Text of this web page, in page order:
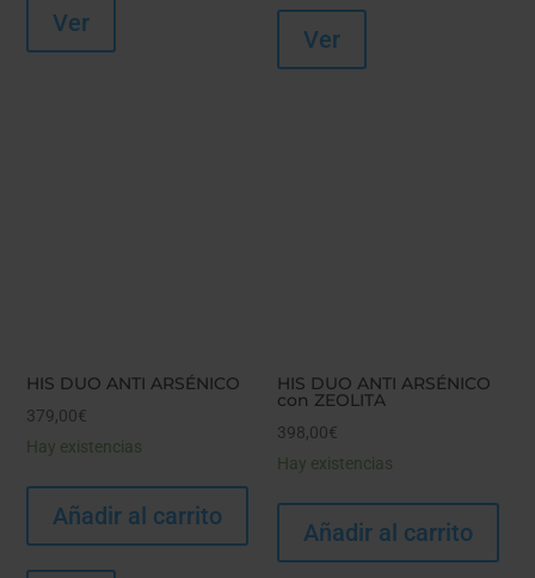
Ver
Ver
HIS DUO ANTI ARSÉNICO
379,00€
Hay existencias
Añadir al carrito
HIS DUO ANTI ARSÉNICO
con ZEOLITA
398,00€
Hay existencias
Añadir al carrito